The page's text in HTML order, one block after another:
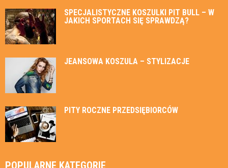
SPECJALISTYCZNE KOSZULKI PIT BULL – W
JAKICH SPORTACH SIĘ SPRAWDZĄ?
JEANSOWA KOSZULA – STYLIZACJE
PITY ROCZNE PRZEDSIĘBIORCÓW